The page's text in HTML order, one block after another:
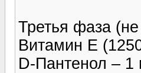
Третья фаза
Витамин Е
D-Пантенол – 1